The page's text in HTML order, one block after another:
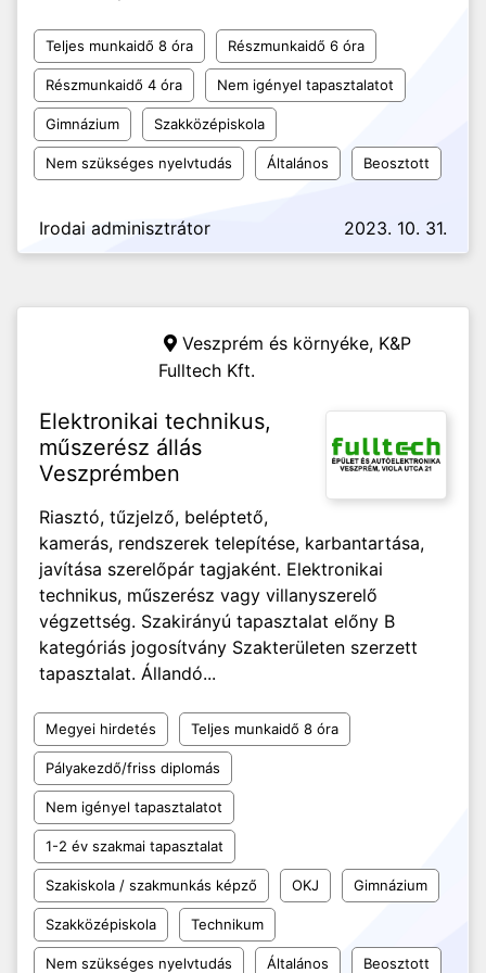
Teljes munkaidő 8 óra Részmunkaidő 6 óra
Részmunkaidő 4 óra Nem igényel tapasztalatot
Gimnázium Szakközépiskola
Nem szükséges nyelvtudás Általános Beosztott
Irodai adminisztrátor 2023. 10. 31.
Veszprém és környéke, K&P
Fulltech Kft.
Elektronikai technikus,
műszerész állás
Veszprémben
Riasztó, tűzjelző, beléptető,
kamerás, rendszerek telepítése, karbantartása,
javítása szerelőpár tagjaként. Elektronikai
technikus, műszerész vagy villanyszerelő
végzettség. Szakirányú tapasztalat előny B
kategóriás jogosítvány Szakterületen szerzett
tapasztalat. Állandó...
Megyei hirdetés Teljes munkaidő 8 óra
Pályakezdő/friss diplomás
Nem igényel tapasztalatot
1-2 év szakmai tapasztalat
Szakiskola / szakmunkás képző OKJ Gimnázium
Szakközépiskola Technikum
Nem szükséges nyelvtudás Általános Beosztott